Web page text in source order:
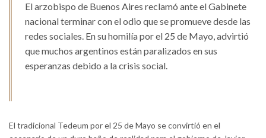
El arzobispo de Buenos Aires reclamó ante el Gabinete
nacional terminar con el odio que se promueve desde las
redes sociales. En su homilía por el 25 de Mayo, advirtió
que muchos argentinos están paralizados en sus
esperanzas debido a la crisis social.
El tradicional Tedeum por el 25 de Mayo se convirtió en el